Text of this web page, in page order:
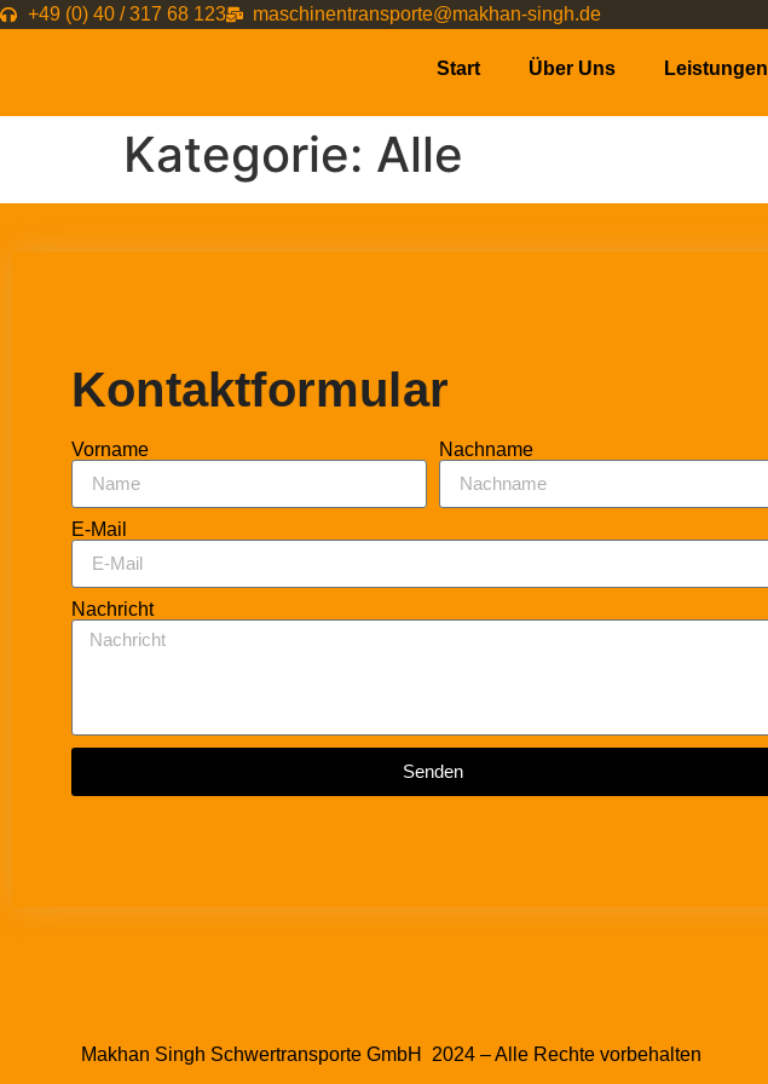
+49 (0) 40 / 317 68 123 maschinentransporte@makhan-singh.de
Start Über Uns Leistungen
Kategorie: Alle
Kontaktformular
Vorname Nachname
E-Mail
Nachricht
Senden
Makhan Singh Schwertransporte GmbH 2024 – Alle Rechte vorbehalten